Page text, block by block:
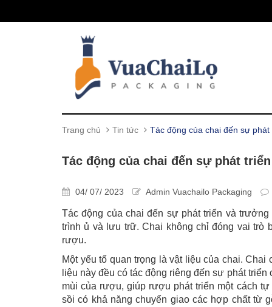
Trang chủ Tin tức Tác động của chai đến sự
Tác động của chai đến sự phát
04/ 07/ 2023 Admin Vuachailo Packaging
Tác động của chai đến sự phát triển và
trình ủ và lưu trữ. Chai không chỉ đóng vai trò
rượu.
Một yếu tố quan trọng là vật liệu của chai.
liệu này đều có tác động riêng đến sự phát
mùi của rượu, giúp rượu phát triển một cách
sồi có khả năng chuyển giao các hợp chất từ